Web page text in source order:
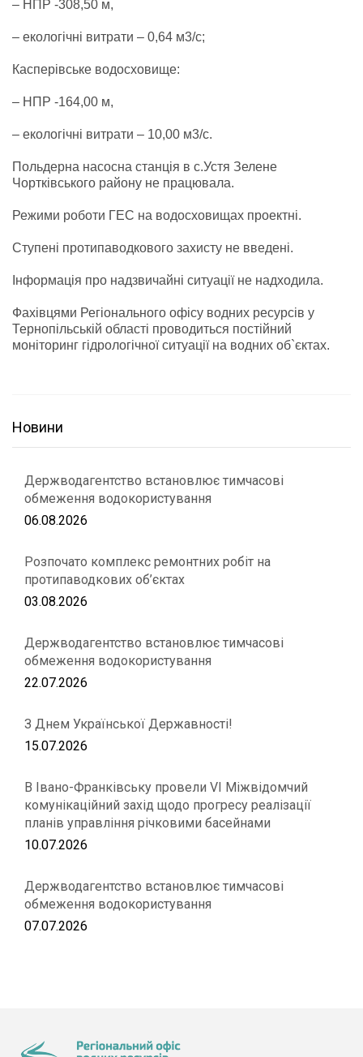
– НПР -308,50 м,
– екологічні витрати – 0,64 м3/с;
Касперівське водосховище:
– НПР -164,00 м,
– екологічні витрати – 10,00 м3/с.
Польдерна насосна станція в с.Устя Зелене
Чортківського району не працювала.
Режими роботи ГЕС на водосховищах проектні.
Ступені протипаводкового захисту не введені.
Інформація про надзвичайні ситуації не надходила.
Фахівцями Регіонального офісу водних ресурсів у
Тернопільській області проводиться постійний
моніторинг гідрологічної ситуації на водних об`єктах.
Новини
Держводагентство встановлює тимчасові
обмеження водокористування
06.08.2026
Розпочато комплекс ремонтних робіт на
протипаводкових об’єктах
03.08.2026
Держводагентство встановлює тимчасові
обмеження водокористування
22.07.2026
З Днем Української Державності!
15.07.2026
В Івано-Франківську провели VІ Міжвідомчий
комунікаційний захід щодо прогресу реалізації
планів управління річковими басейнами
10.07.2026
Держводагентство встановлює тимчасові
обмеження водокористування
07.07.2026